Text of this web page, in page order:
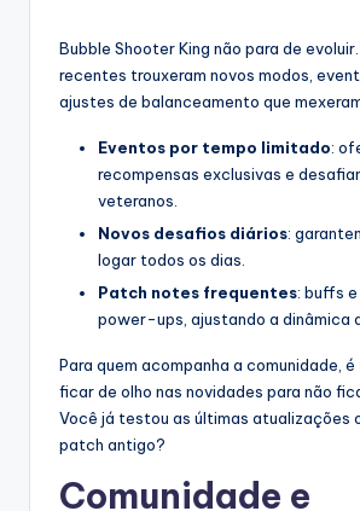
Bubble Shooter King não para de
recentes trouxeram novos modos,
ajustes de balanceamento que
Eventos por tempo limitado:
recompensas exclusivas e
veteranos.
Novos desafios diários:
logar todos os dias.
Patch notes frequentes: buffs
power-ups, ajustando a dinâmica
Para quem acompanha a comunidade,
ficar de olho nas novidades para não
Você já testou as últimas atualizações
patch antigo?
Comunidade e